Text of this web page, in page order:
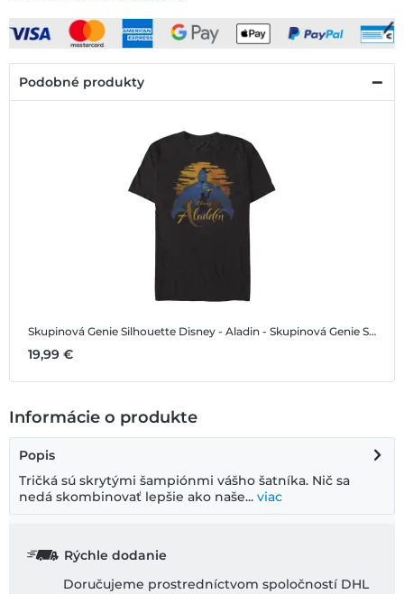
Podobné produkty
Skupinová Genie Silhouette Disney - Aladin - Skupinová Genie Silhouette - Pánske Tričko
19,99 €
Informácie o produkte
Popis
Tričká sú skrytými šampiónmi vášho šatníka. Nič sa
nedá skombinovať lepšie ako naše... viac
Rýchle dodanie
Doručujeme prostredníctvom spoločností DHL